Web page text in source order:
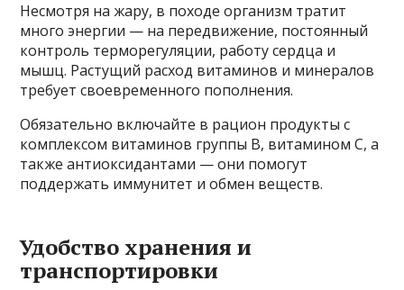
Несмотря на жару, в походе организм тратит
много энергии — на передвижение, постоянный
контроль терморегуляции, работу сердца и
мышц. Растущий расход витаминов и минералов
требует своевременного пополнения.
Обязательно включайте в рацион продукты с
комплексом витаминов группы B, витамином C, а
также антиоксидантами — они помогут
поддержать иммунитет и обмен веществ.
Удобство хранения и
транспортировки